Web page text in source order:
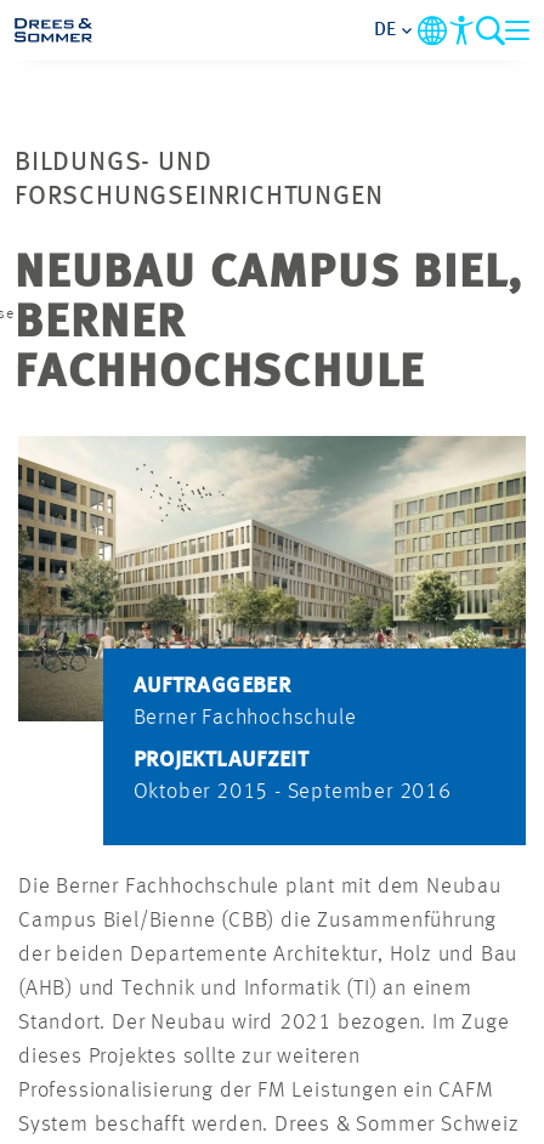
LEISTUNGEN
UNTERNEHMEN
KARRIERE
PROJEKTE
DE
BILDUNGS- UND
FORSCHUNGSEINRICHTUNGEN
NEUBAU CAMPUS BIEL,
BERNER
FACHHOCHSCHULE
AUFTRAGGEBER
Berner Fachhochschule
PROJEKTLAUFZEIT
Oktober 2015 - September 2016
Die Berner Fachhochschule plant mit dem Neubau
Campus Biel/Bienne (CBB) die Zusammenführung
der beiden Departemente Architektur, Holz und Bau
(AHB) und Technik und Informatik (TI) an einem
Standort. Der Neubau wird 2021 bezogen. Im Zuge
dieses Projektes sollte zur weiteren
Professionalisierung der FM Leistungen ein CAFM
System beschafft werden. Drees & Sommer Schweiz